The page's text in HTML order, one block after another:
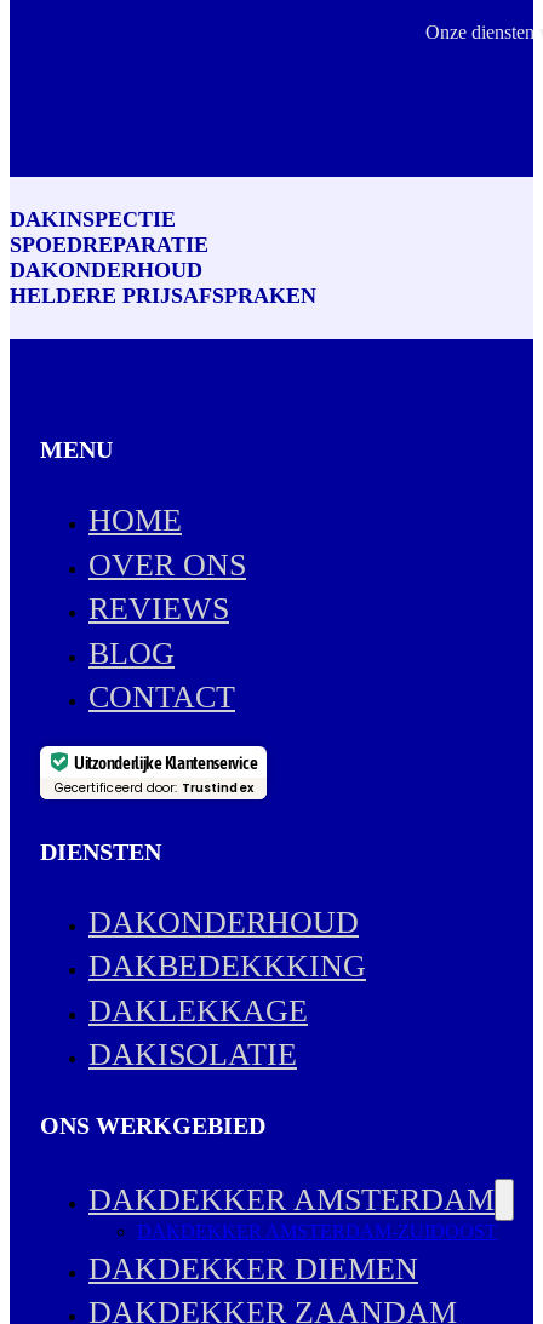
Onze diensten
DAKINSPECTIE
SPOEDREPARATIE
DAKONDERHOUD
HELDERE PRIJSAFSPRAKEN
MENU
HOME
OVER ONS
REVIEWS
BLOG
CONTACT
Uitzonderlijke Klantenservice
Gecertificeerd door: Trustindex
DIENSTEN
DAKONDERHOUD
DAKBEDEKKKING
DAKLEKKAGE
DAKISOLATIE
ONS WERKGEBIED
DAKDEKKER AMSTERDAM
DAKDEKKER AMSTERDAM-ZUIDOOST
DAKDEKKER DIEMEN
DAKDEKKER ZAANDAM